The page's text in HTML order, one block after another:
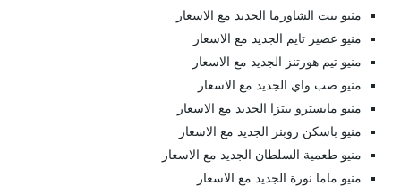
منيو بيت الشاورما الجديد مع الاسعار
منيو عصير تايم الجديد مع الاسعار
منيو تيم هورتنز الجديد مع الاسعار
منيو صب واي الجديد مع الاسعار
منيو مايسترو بيتزا الجديد مع الاسعار
منيو باسكن روبنز الجديد مع الاسعار
منيو طعمية السلطان الجديد مع الاسعار
منيو ماما نورة الجديد مع الاسعار